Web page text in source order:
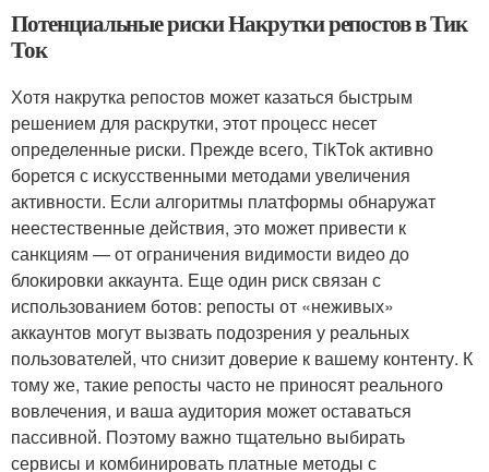
Потенциальные риски Накрутки репостов в Тик
Ток
Хотя накрутка репостов может казаться быстрым
решением для раскрутки, этот процесс несет
определенные риски. Прежде всего, TikTok активно
борется с искусственными методами увеличения
активности. Если алгоритмы платформы обнаружат
неестественные действия, это может привести к
санкциям — от ограничения видимости видео до
блокировки аккаунта. Еще один риск связан с
использованием ботов: репосты от «неживых»
аккаунтов могут вызвать подозрения у реальных
пользователей, что снизит доверие к вашему контенту. К
тому же, такие репосты часто не приносят реального
вовлечения, и ваша аудитория может оставаться
пассивной. Поэтому важно тщательно выбирать
сервисы и комбинировать платные методы с